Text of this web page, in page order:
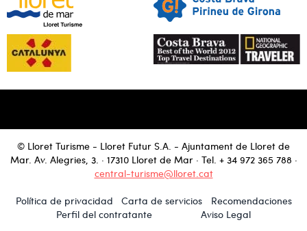
© Lloret Turisme - Lloret Futur S.A. - Ajuntament de Lloret de
Mar. Av. Alegries, 3. · 17310 Lloret de Mar · Tel. + 34 972 365 788 ·
central-turisme@lloret.cat
Política de privacidad Carta de servicios
Recomendaciones
Perfil del contratante
Aviso Legal